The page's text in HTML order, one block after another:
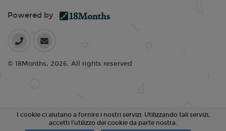
Powered by
© 18Months, 2026. All rights reserved
I cookie ci aiutano a fornire i nostri servizi. Utilizzando tali servizi,
accetti l'utilizzo dei cookie da parte nostra.